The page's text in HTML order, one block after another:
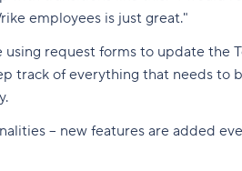
employees is just great."
using request forms to update
track of everything that needs to
– new features are added